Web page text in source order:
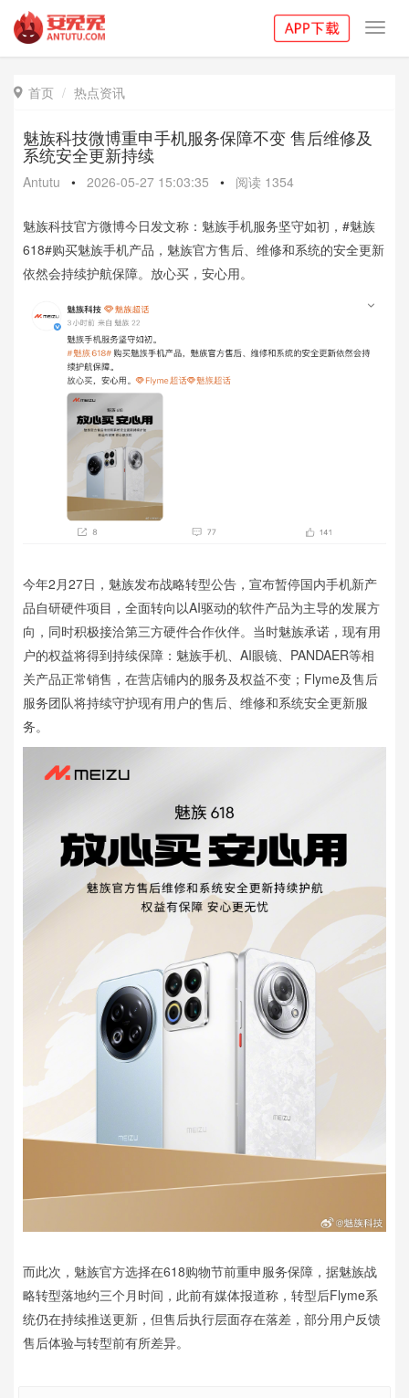
 首页 热点资讯
魅族科技微博重申手机服务保障不变 售后维修及
系统安全更新持续
Antutu • 2026-05-27 15:03:35 • 阅读 1354
魅族科技官方微博今日发文称：魅族手机服务坚守如初，#魅族
618#购买魅族手机产品，魅族官方售后、维修和系统的安全更新
依然会持续护航保障。放心买，安心用。
今年2月27日，魅族发布战略转型公告，宣布暂停国内手机新产
品自研硬件项目，全面转向以AI驱动的软件产品为主导的发展方
向，同时积极接洽第三方硬件合作伙伴。当时魅族承诺，现有用
户的权益将得到持续保障：魅族手机、AI眼镜、PANDAER等相
关产品正常销售，在营店铺内的服务及权益不变；Flyme及售后
服务团队将持续守护现有用户的售后、维修和系统安全更新服
务。
而此次，魅族官方选择在618购物节前重申服务保障，据魅族战
略转型落地约三个月时间，此前有媒体报道称，转型后Flyme系
统仍在持续推送更新，但售后执行层面存在落差，部分用户反馈
售后体验与转型前有所差异。